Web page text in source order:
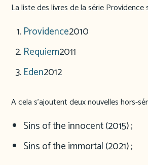
La liste des livres de la série Providence
Providence2010
Requiem2011
Eden2012
A cela s’ajoutent deux nouvelles hors-
Sins of the innocent (2015) ;
Sins of the immortal (2021) ;